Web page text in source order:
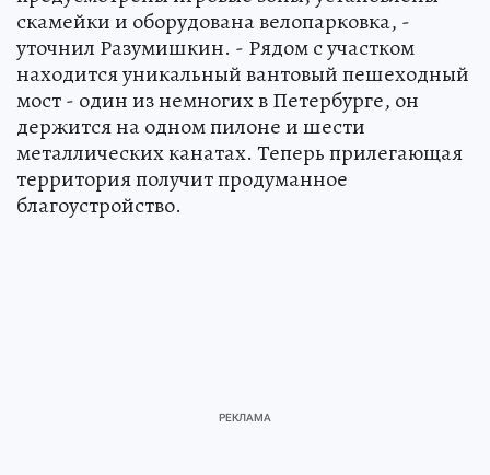
скамейки и оборудована велопарковка, -
уточнил Разумишкин. - Рядом с участком
находится уникальный вантовый пешеходный
мост - один из немногих в Петербурге, он
держится на одном пилоне и шести
металлических канатах. Теперь прилегающая
территория получит продуманное
благоустройство.